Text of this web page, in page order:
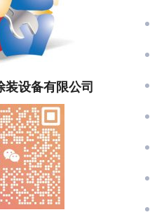
装设备有限公司